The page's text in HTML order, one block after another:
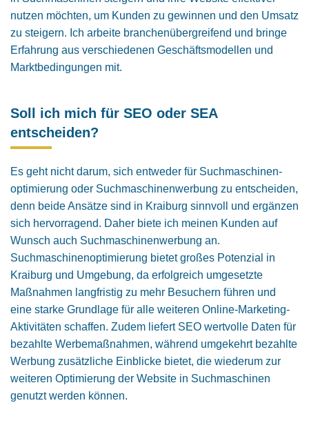
nutzen möchten, um Kunden zu gewinnen und den Umsatz
zu steigern. Ich arbeite branchenübergreifend und bringe
Erfahrung aus verschiedenen Geschäftsmodellen und
Marktbedingungen mit.
Soll ich mich für SEO oder SEA
entscheiden?
Es geht nicht darum, sich entweder für Suchmaschinen­
optimierung oder Suchmaschinenwerbung zu entscheiden,
denn beide Ansätze sind in Kraiburg sinnvoll und ergänzen
sich hervorragend. Daher biete ich meinen Kunden auf
Wunsch auch Suchmaschinenwerbung an.
Suchmaschinen­optimierung bietet großes Potenzial in
Kraiburg und Umgebung, da erfolgreich umgesetzte
Maßnahmen langfristig zu mehr Besuchern führen und
eine starke Grundlage für alle weiteren Online-Marketing-
Aktivitäten schaffen. Zudem liefert SEO wertvolle Daten für
bezahlte Werbemaßnahmen, während umgekehrt bezahlte
Werbung zusätzliche Einblicke bietet, die wiederum zur
weiteren Optimierung der Website in Suchmaschinen
genutzt werden können.